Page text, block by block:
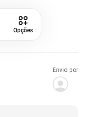
Opções
Envio por